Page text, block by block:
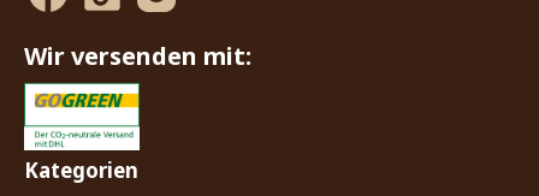
Wir versenden mit:
Kategorien